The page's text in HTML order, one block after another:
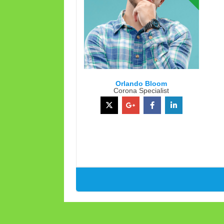
Orlando Bloom
Corona Specialist